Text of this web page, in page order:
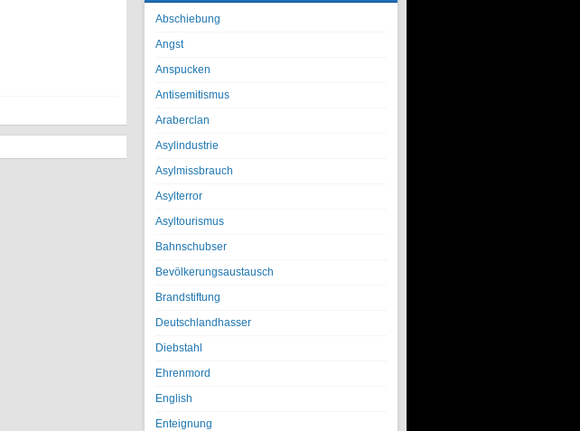
Abschiebung
Angst
Anspucken
Antisemitismus
Araberclan
Asylindustrie
Asylmissbrauch
Asylterror
Asyltourismus
Bahnschubser
Bevölkerungsaustausch
Brandstiftung
Deutschlandhasser
Diebstahl
Ehrenmord
English
Enteignung